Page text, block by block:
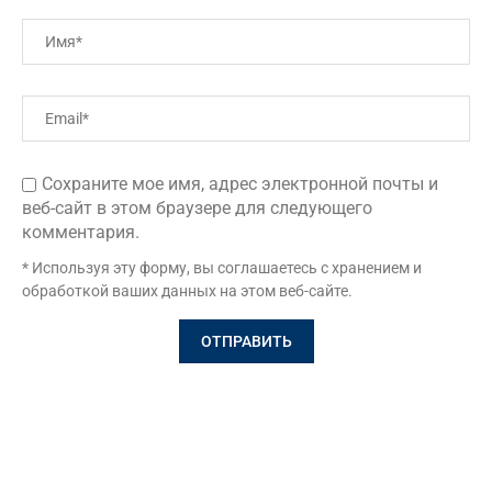
Сохраните мое имя, адрес электронной почты и
веб-сайт в этом браузере для следующего
комментария.
* Используя эту форму, вы соглашаетесь с хранением и
обработкой ваших данных на этом веб-сайте.